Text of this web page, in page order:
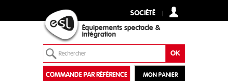
SOCIÉTÉ
Équipements spectacle &
intégration
MON PANIER
COMMANDE PAR RÉFÉRENCE